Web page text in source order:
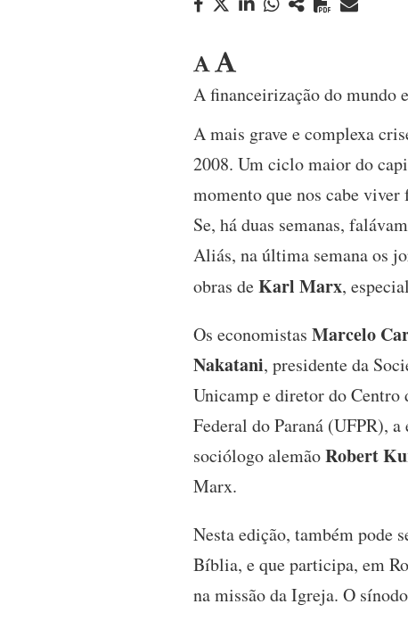
A financeirização do mundo
A mais grave e complexa
2008. Um ciclo maior do
momento que nos cabe viver
Se, há duas semanas,
Aliás, na última semana os
obras deKarl Marx,
Os economistas Marcelo
Nakatani, presidente da
Unicamp e diretor do Centro
Federal do Paraná (UFPR),
sociólogo alemãoRobert
Marx.
Nesta edição, também pode
Bíblia, e que participa, em
na missão da Igreja. O